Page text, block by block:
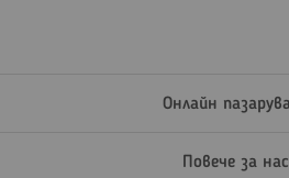
Онлайн
Повече за нас